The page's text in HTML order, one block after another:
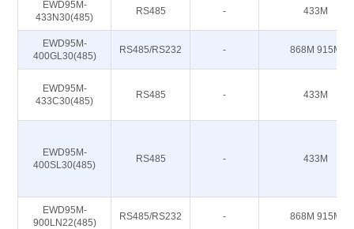
EWD95M-
433N30(485)
RS485 - 433M
EWD95M-
400GL30(485)
RS485/RS232 - 868M 915M
EWD95M-
433C30(485)
RS485 - 433M
EWD95M-
400SL30(485)
RS485 - 433M
EWD95M-
900LN22(485)
RS485/RS232 - 868M 915M